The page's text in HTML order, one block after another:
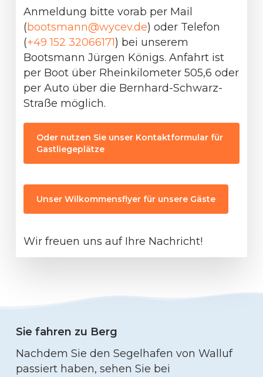
der Formel: Bootslänge x Bootsbreite
x 1 €, zzgl. Servicepauschale (bis 10
m: 4 €, ab 10 m: 6 € pro Tag, u.a. für
Strom und Wasser).
Anmeldung bitte vorab per Mail
(bootsmann@wycev.de) oder Telefon
(+49 152 32066171) bei unserem
Bootsmann Jürgen Königs. Anfahrt ist
per Boot über Rheinkilometer 505,6 oder
per Auto über die Bernhard-Schwarz-
Straße möglich.
Oder nutzen Sie unser Kontaktformular für
Gastliegeplätze
Unser Wilkommensflyer für unsere Gäste
Wir freuen uns auf Ihre Nachricht!
Sie fahren zu Berg
Nachdem Sie den Segelhafen von Walluf
passiert haben, sehen Sie bei